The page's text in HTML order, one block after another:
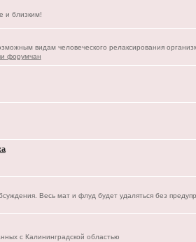
и близким!
видам человеческого релаксирования
форумчан
Весь мат и флуд будет удаляться без
с Калининградской областью